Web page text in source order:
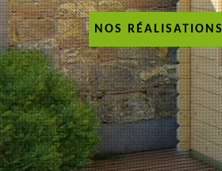
NOS RÉALISATIONS